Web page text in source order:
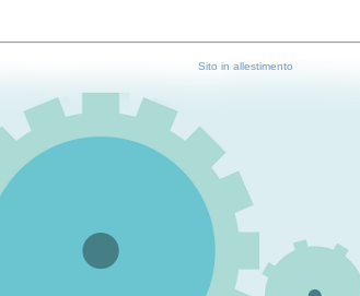
Sito in allestimento